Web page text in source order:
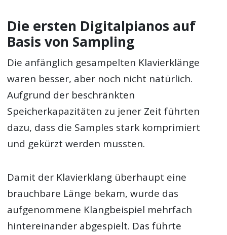
Die ersten Digitalpianos auf
Basis von Sampling
Die anfänglich gesampelten Klavierklänge
waren besser, aber noch nicht natürlich.
Aufgrund der beschränkten
Speicherkapazitäten zu jener Zeit führten
dazu, dass die Samples stark komprimiert
und gekürzt werden mussten.
Damit der Klavierklang überhaupt eine
brauchbare Länge bekam, wurde das
aufgenommene Klangbeispiel mehrfach
hintereinander abgespielt. Das führte